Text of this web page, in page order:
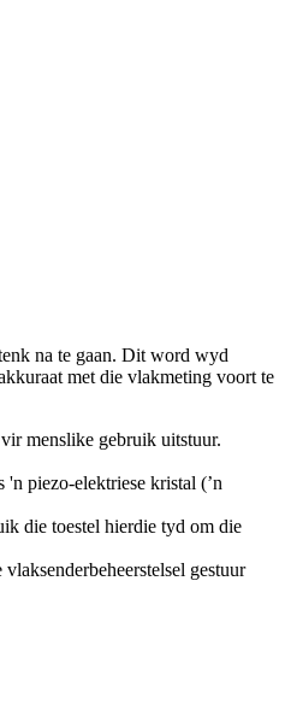
na te gaan. Dit word wyd
met die vlakmeting voort te
menslike gebruik uitstuur.
piezo-elektriese kristal (’n
die toestel hierdie tyd om die
gestuur